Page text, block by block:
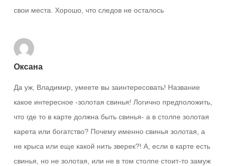
свои места. Хорошо, что следов не осталось
Оксана
Да уж, Владимир, умеете вы заинтересовать! Название
какое интересное -золотая свинья! Логично предположить,
что где то в карте должна быть свинья- а в столпе золотая
карета или богатство? Почему именно свинья золотая, а
не крыса или еще какой нить зверек?! А, если в карте есть
свинья, но не золотая, или не в том столпе стоит-то замуж